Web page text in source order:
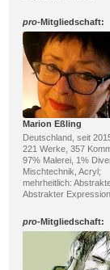
pro-Mitgliedschaft:
Marion Eßling
Deutschland, seit
221 Werke, 357
97% Malerei, 1%
Mischtechnik, Acryl;
mehrheitlich:
Abstrakter
pro-Mitgliedschaft: